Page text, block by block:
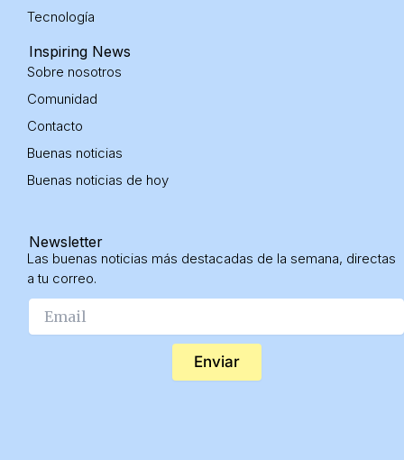
Tecnología
Inspiring News
Sobre nosotros
Comunidad
Contacto
Buenas noticias
Buenas noticias de hoy
Newsletter
Las buenas noticias más destacadas de la semana, directas
a tu correo.
Enviar